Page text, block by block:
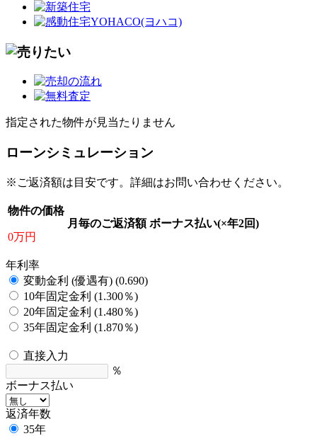
指定された物件が見当たりません
ローンシミュレーション
※ご返済額は目安です。詳細はお問い合わせください。
物件の価格
0万円
月毎のご返済額 ボーナス払い(×年2回)
年利率
変動金利 (優遇有) (0.690)
10年固定金利 (1.300％)
20年固定金利 (1.480％)
35年固定金利 (1.870％)
直接入力
％
ボーナス払い
返済年数
35年